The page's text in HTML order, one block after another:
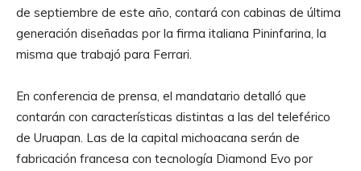
de septiembre de este año, contará con cabinas de última
generación diseñadas por la firma italiana Pininfarina, la
misma que trabajó para Ferrari.
En conferencia de prensa, el mandatario detalló que
contarán con características distintas a las del teleférico
de Uruapan. Las de la capital michoacana serán de
fabricación francesa con tecnología Diamond Evo por